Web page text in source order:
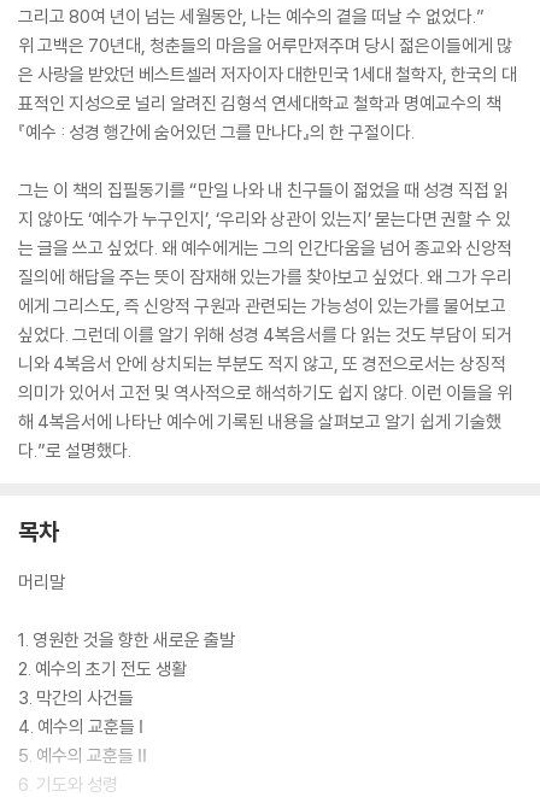
그리고 80여 년이 넘는 세월동안, 나는 예수의 곁을 떠날 수 없었다.”
위 고백은 70년대, 청춘들의 마음을 어루만져주며 당시 젊은이들에게 많
은 사랑을 받았던 베스트셀러 저자이자 대한민국 1세대 철학자, 한국의 대
표적인 지성으로 널리 알려진 김형석 연세대학교 철학과 명예교수의 책
『예수 : 성경 행간에 숨어있던 그를 만나다』의 한 구절이다.
그는 이 책의 집필동기를 “만일 나와 내 친구들이 젊었을 때 성경 직접 읽
지 않아도 ‘예수가 누구인지’, ‘우리와 상관이 있는지’ 묻는다면 권할 수 있
는 글을 쓰고 싶었다. 왜 예수에게는 그의 인간다움을 넘어 종교와 신앙적
질의에 해답을 주는 뜻이 잠재해 있는가를 찾아보고 싶었다. 왜 그가 우리
에게 그리스도, 즉 신앙적 구원과 관련되는 가능성이 있는가를 물어보고
싶었다. 그런데 이를 알기 위해 성경 4복음서를 다 읽는 것도 부담이 되거
니와 4복음서 안에 상치되는 부분도 적지 않고, 또 경전으로서는 상징적
의미가 있어서 고전 및 역사적으로 해석하기도 쉽지 않다. 이런 이들을 위
해 4복음서에 나타난 예수에 기록된 내용을 살펴보고 알기 쉽게 기술했
다.”로 설명했다.
목차
머리말
1. 영원한 것을 향한 새로운 출발
2. 예수의 초기 전도 생활
3. 막간의 사건들
4. 예수의 교훈들 Ⅰ
5. 예수의 교훈들 Ⅱ
6. 기도와 성령